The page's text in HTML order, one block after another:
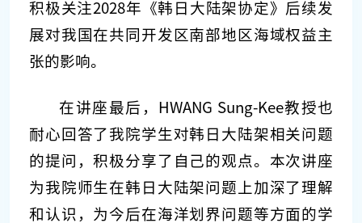
积极关注2028年《韩日大陆架协定》后续发
展对我国在共同开发区南部地区海域权益主
张的影响。
在讲座最后，HWANG Sung-Kee教授也
耐心回答了我院学生对韩日大陆架相关问题
的提问，积极分享了自己的观点。本次讲座
为我院师生在韩日大陆架问题上加深了理解
和认识，为今后在海洋划界问题等方面的学